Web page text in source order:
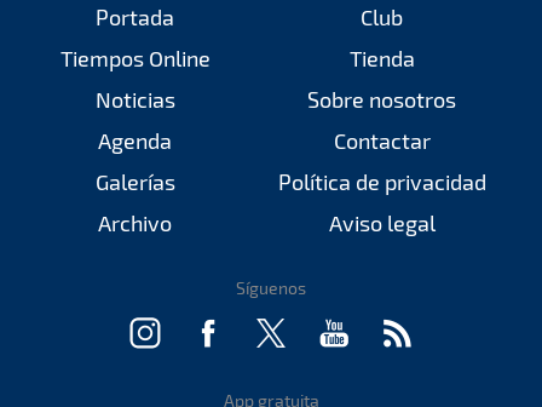
Portada
Tiempos Online
Noticias
Agenda
Galerías
Archivo
Club
Tienda
Sobre nosotros
Contactar
Política de privacidad
Aviso legal
Síguenos
App gratuita